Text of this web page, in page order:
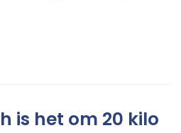
is het om 20 kilo